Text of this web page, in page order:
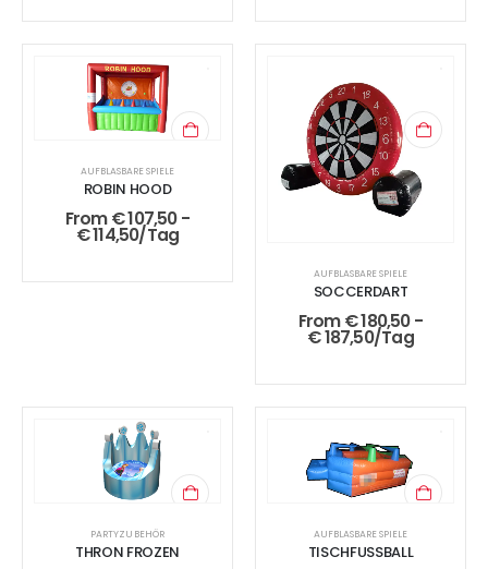
AUFBLASBARE SPIELE
ROBIN HOOD
From€107,50-
€114,50/Tag
AUFBLASBARE SPIELE
SOCCERDART
From€180,50-
€187,50/Tag
PARTYZUBEHÖR
THRON FROZEN
AUFBLASBARE SPIELE
TISCHFUSSBALL